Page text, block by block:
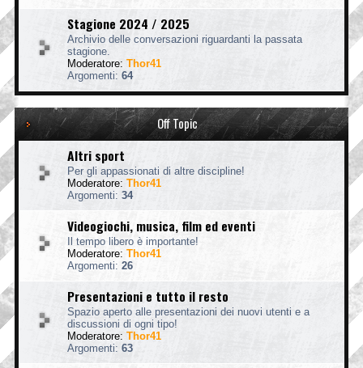
Stagione 2024 / 2025
Archivio delle conversazioni riguardanti la passata
stagione.
Moderatore: Thor41
Argomenti: 64
Off Topic
Altri sport
Per gli appassionati di altre discipline!
Moderatore: Thor41
Argomenti: 34
Videogiochi, musica, film ed eventi
Il tempo libero è importante!
Moderatore: Thor41
Argomenti: 26
Presentazioni e tutto il resto
Spazio aperto alle presentazioni dei nuovi utenti e a
discussioni di ogni tipo!
Moderatore: Thor41
Argomenti: 63